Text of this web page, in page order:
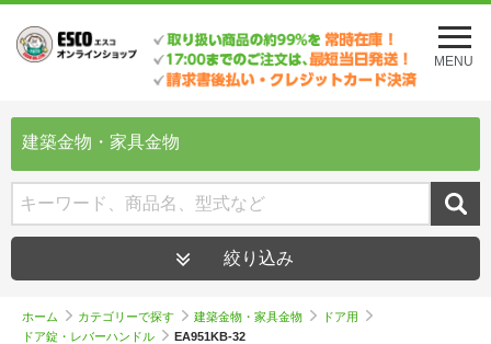
メ
ニ
ュ
を
MENU
建築金物・家具金物
絞り込み
ホーム カテゴリーで探す 建築金物・家具金物
ドア用
ドア錠・レバーハンドル
EA951KB-32